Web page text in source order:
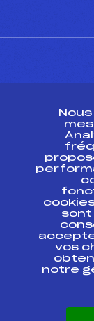
Ressources
Projet
Projet
Pôle
Listes
Pôle vie
sont
vos
notre